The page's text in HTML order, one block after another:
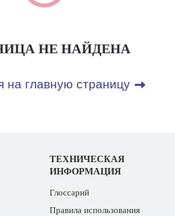
НЕ НАЙДЕНА
на главную страницу
ТЕХНИЧЕСКАЯ
ИНФОРМАЦИЯ
Глоссарий
Правила использования